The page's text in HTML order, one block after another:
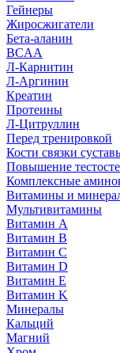
Гейнеры
Жиросжигатели
Бета-аланин
BCAA
Л-Карнитин
Л-Аргинин
Креатин
Протеины
Л-Цитруллин
Перед тренировкой
Кости связки
Повышение
Комплексные
Витамины и
Мультивитамины
Витамин A
Витамин B
Витамин C
Витамин D
Витамин E
Витамин K
Минералы
Кальций
Магний